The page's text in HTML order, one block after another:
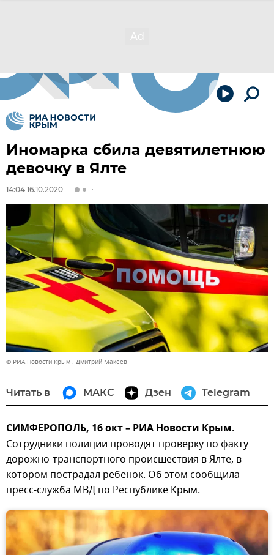
Иномарка сбила девятилетнюю
девочку в Ялте
14:04 16.10.2020
© РИА Новости Крым . Дмитрий Макеев
Читать в МАКС Дзен Telegram
СИМФЕРОПОЛЬ, 16 окт – РИА Новости Крым.
Сотрудники полиции проводят проверку по факту
дорожно-транспортного происшествия в Ялте, в
котором пострадал ребенок. Об этом сообщила
пресс-служба МВД по Республике Крым.